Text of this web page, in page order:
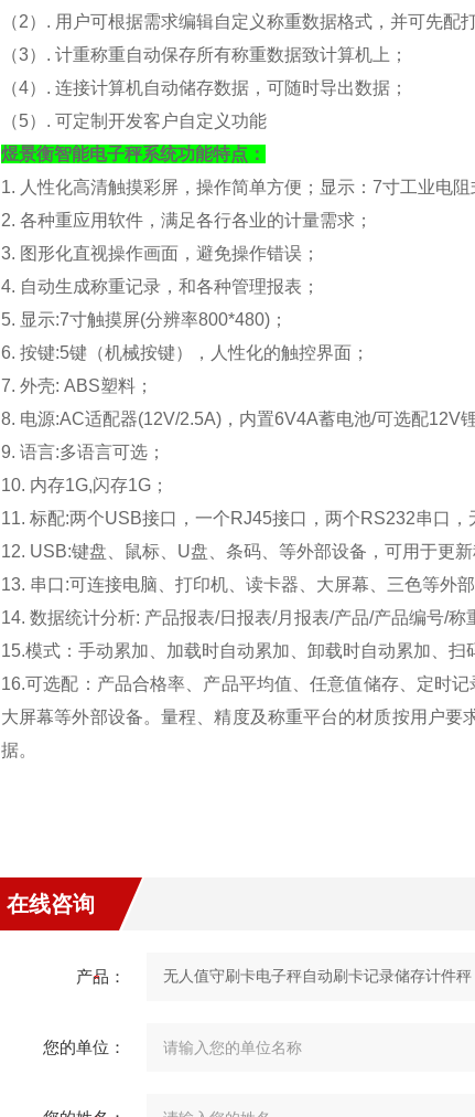
（2）. 用户可根据需求编辑自定义称重数据格式，并可先配
（3）. 计重称重自动保存所有称重数据致计算机上；
（4）. 连接计算机自动储存数据，可随时导出数据；
（5）. 可定制开发客户自定义功能
煜景衡智能电子秤系统功能特点：
1. 人性化高清触摸彩屏，操作简单方便； 显示： 7寸工业电
2. 各种重应用软件，满足各行各业的计量需求；
3. 图形化直视操作画面，避免操作错误；
4. 自动生成称重记录，和各种管理报表；
5. 显示:7寸触摸屏(分辨率800*480)；
6. 按键:5键（机械按键），人性化的触控界面；
7. 外壳: ABS塑料；
8. 电源:AC适配器(12V/2.5A)，内置6V4A蓄电池/可选配12V
9. 语言:多语言可选；
10. 内存1G,闪存1G；
11. 标配:两个USB接口，一个RJ45接口，两个RS232串口，
12. USB:键盘、鼠标、U盘、条码、等外部设备，可用于更新
13. 串口:可连接电脑、打印机、读卡器、大屏幕、三色等外部
14. 数据统计分析: 产品报表/日报表/月报表/产品/产品编号/称
15.模式：手动累加、加载时自动累加、卸载时自动累加、
16.可选配：产品合格率、产品平均值、任意值储存、定时记
大屏幕等外部设备。量程、精度及称重平台的材质按用户要
据。
在线咨询
产品：
您的单位：